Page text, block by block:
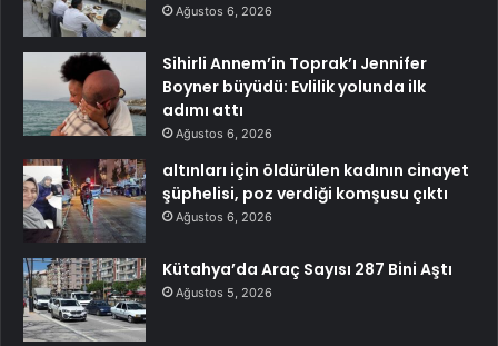
Ağustos 6, 2026
Sihirli Annem’in Toprak’ı Jennifer
Boyner büyüdü: Evlilik yolunda ilk
adımı attı
Ağustos 6, 2026
altınları için öldürülen kadının cinayet
şüphelisi, poz verdiği komşusu çıktı
Ağustos 6, 2026
Kütahya’da Araç Sayısı 287 Bini Aştı
Ağustos 5, 2026